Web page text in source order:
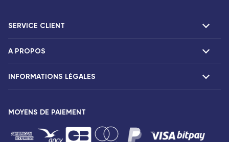
SERVICE CLIENT
F.A.Q et contacts
A PROPOS
Présentation
Communiqués de presse
Conditions tarifaires
INFORMATIONS LÉGALES
MOYENS DE PAIEMENT